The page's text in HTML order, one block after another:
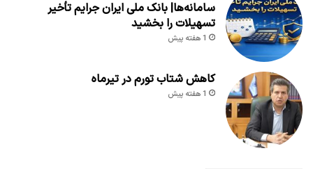
سامانه‌ها| بانک ملی ایران جرایم تأخیر
تسهیلات را بخشید
1 هفته پیش
کاهش شتاب تورم در تیرماه
1 هفته پیش